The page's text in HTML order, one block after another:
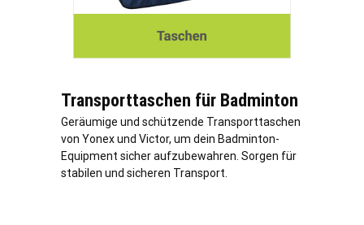
Transporttaschen für Badminton
Geräumige und schützende Transporttaschen
von Yonex und Victor, um dein Badminton-
Equipment sicher aufzubewahren. Sorgen für
stabilen und sicheren Transport.